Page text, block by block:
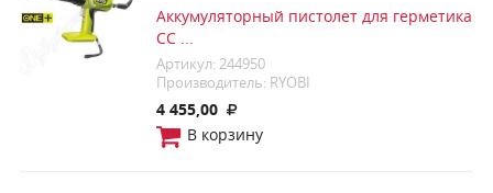
Аккумуляторный пистолет для герметика
CC ...
Артикул: 244950
Производитель: RYOBI
4 455,00
В корзину